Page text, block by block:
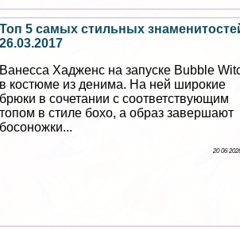
Топ 5 самых стильных
26.03.2017
Ванесса Хадженс на запуске Bubble
в костюме из денима. На ней широкие
брюки в сочетании с соответствующим
топом в стиле бохо, а образ завершают
босоножки...
20 06